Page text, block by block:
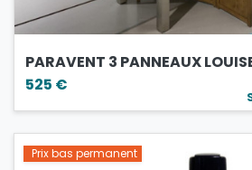
PARAVENT 3 PANNEAUX
525 €
Prix bas permanent